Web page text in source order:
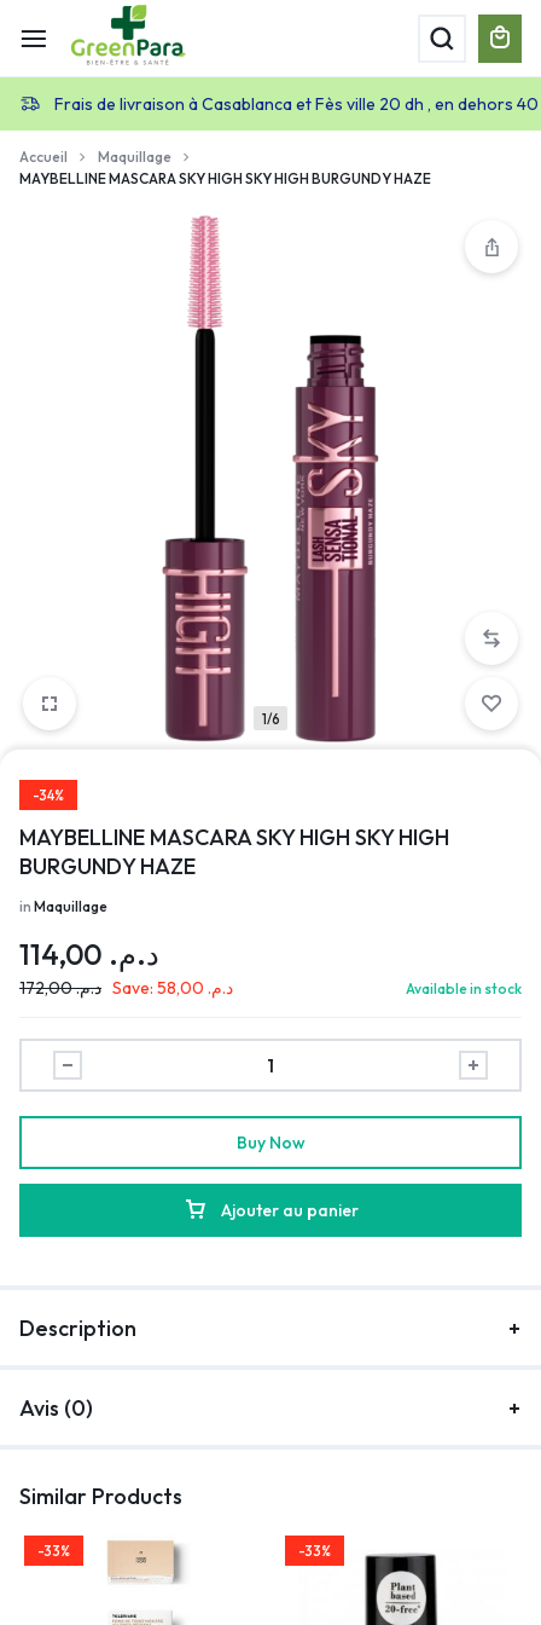
Frais de livraison à Casablanca et Fès ville 20 dh , en dehors
Accueil
Maquillage
MAYBELLINE MASCARA SKY HIGH SKY HIGH BURGUNDY HAZE
1/6
-34%
MAYBELLINE MASCARA SKY HIGH SKY HIGH
BURGUNDY HAZE
in Maquillage
د.م.
د.م.172,00 Save: د.م. Available in stock
Ajouter au panier
Buy Now
Description
Avis (0)
Similar Products
-33% -33%